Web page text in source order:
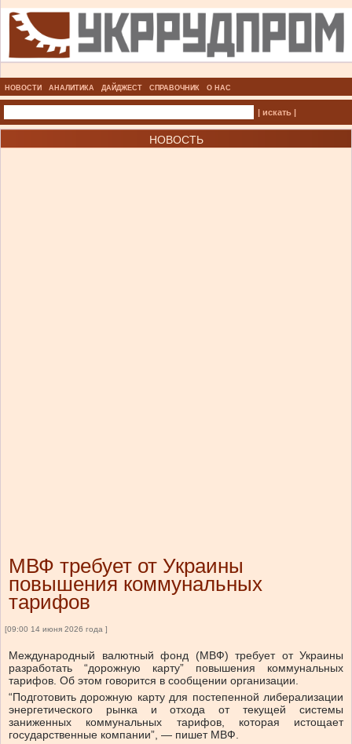
НОВОСТИ АНАЛИТИКА ДАЙДЖЕСТ СПРАВОЧНИК О НАС
| искать |
НОВОСТЬ
МВФ требует от Украины
повышения коммунальных
тарифов
[09:00 14 июня 2026 года ]
Международный валютный фонд (МВФ) требует от Украины
разработать “дорожную карту” повышения коммунальных
тарифов. Об этом говорится в сообщении организации.
“Подготовить дорожную карту для постепенной либерализации
энергетического рынка и отхода от текущей системы
заниженных коммунальных тарифов, которая истощает
государственные компании”, — пишет МВФ.